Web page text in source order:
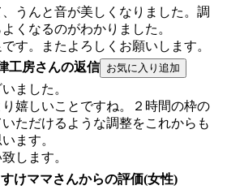
うんと音が美しくなりました。調
くなるのがわかりました。
す。またよろしくお願いします。
工房さんの返信
ました。
嬉しいことですね。２時間の枠の
ただけるような調整をこれからも
ます。
します。
すけママさんからの評価(女性)